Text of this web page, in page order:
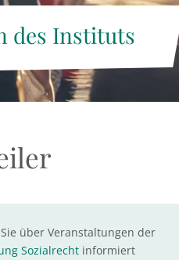
des Instituts
über Veranstaltungen der
Sozialrechtinformiert